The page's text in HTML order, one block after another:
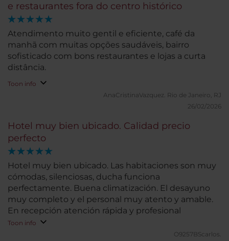
e restaurantes fora do centro histórico
Atendimento muito gentil e eficiente, café da
manhã com muitas opções saudáveis, bairro
sofisticado com bons restaurantes e lojas a curta
distância.
Toon info
AnaCristinaVazquez. Rio de Janeiro, RJ
26/02/2026
Hotel muy bien ubicado. Calidad precio
perfecto
Hotel muy bien ubicado. Las habitaciones son muy
cómodas, silenciosas, ducha funciona
perfectamente. Buena climatización. El desayuno
muy completo y el personal muy atento y amable.
En recepción atención rápida y profesional
Toon info
O9257BScarlos.